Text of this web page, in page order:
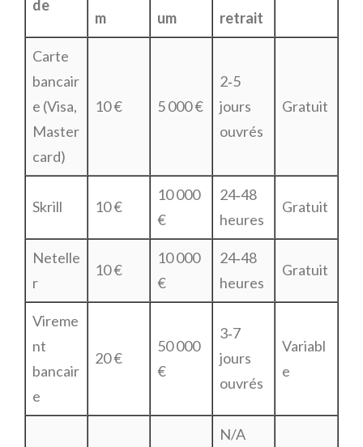
de
m
um
retrait
Carte
bancair
e (Visa,
Master
card)
10 € 5 000 €
2‑5
jours
ouvrés
Gratuit
Skrill 10 €
10 000
€
24‑48
heures
Gratuit
Netelle
r
10 €
10 000
€
24‑48
heures
Gratuit
Vireme
nt
bancair
e
20 €
50 000
€
3‑7
jours
ouvrés
Variabl
e
N/A